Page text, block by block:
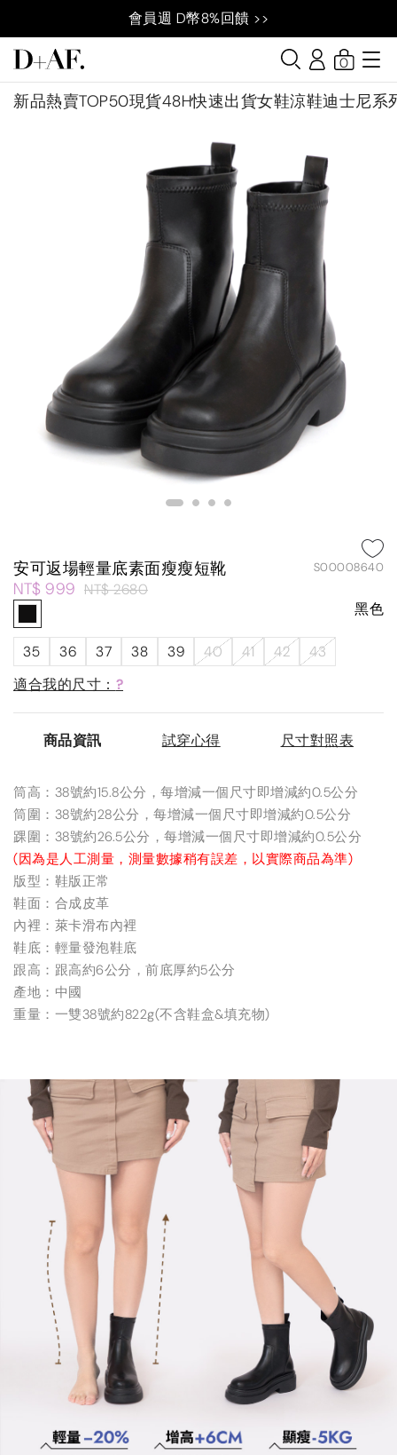
會員週 D幣8%回饋 >>
新品熱賣TOP50現貨48H快速出貨女鞋涼鞋迪士尼系
0
安可返場輕量底素面瘦瘦短靴 S00008640
NT$ 999 NT$ 2680
黑色
35 36 37 38 39 40 41 42
43
適合我的尺寸： ?
商品資訊 試穿心得 尺寸對照表
筒高：38號約15.8公分，每增減一個尺寸即增減約0.5公分
筒圍：38號約28公分，每增減一個尺寸即增減約0.5公分
踝圍：38號約26.5公分，每增減一個尺寸即增減約0.5公分
(因為是人工測量，測量數據稍有誤差，以實際商品為準)
版型：鞋版正常
鞋面：合成皮革
內裡：萊卡滑布內裡
鞋底：輕量發泡鞋底
跟高：跟高約6公分，前底厚約5公分
產地：中國
重量：一雙38號約822g(不含鞋盒&填充物)